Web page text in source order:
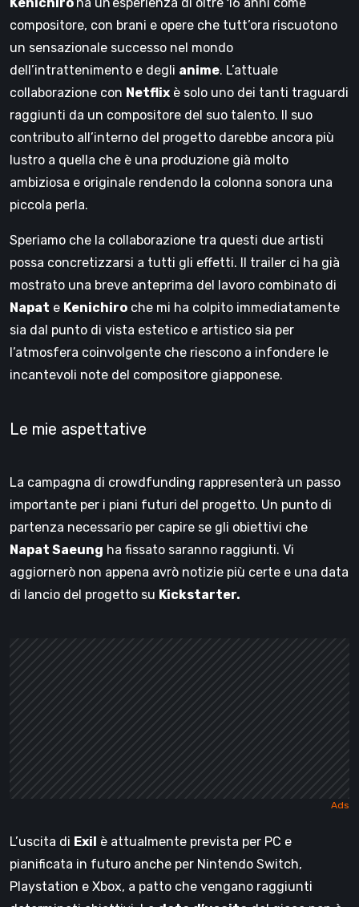
Kenichiro ha un’esperienza di oltre 16 anni come
compositore, con brani e opere che tutt’ora riscuotono
un sensazionale successo nel mondo
dell’intrattenimento e degli anime. L’attuale
collaborazione con Netflix è solo uno dei tanti traguardi
raggiunti da un compositore del suo talento. Il suo
contributo all’interno del progetto darebbe ancora più
lustro a quella che è una produzione già molto
ambiziosa e originale rendendo la colonna sonora una
piccola perla.
Speriamo che la collaborazione tra questi due artisti
possa concretizzarsi a tutti gli effetti. Il trailer ci ha già
mostrato una breve anteprima del lavoro combinato di
Napat e Kenichiro che mi ha colpito immediatamente
sia dal punto di vista estetico e artistico sia per
l’atmosfera coinvolgente che riescono a infondere le
incantevoli note del compositore giapponese.
Le mie aspettative
La campagna di crowdfunding rappresenterà un passo
importante per i piani futuri del progetto. Un punto di
partenza necessario per capire se gli obiettivi che
Napat Saeung ha fissato saranno raggiunti. Vi
aggiornerò non appena avrò notizie più certe e una data
di lancio del progetto su Kickstarter.
L’uscita di Exil è attualmente prevista per PC e
pianificata in futuro anche per Nintendo Switch,
Playstation e Xbox, a patto che vengano raggiunti